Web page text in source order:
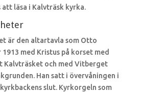
läsa i Kalvträsk kyrka.
är den altartavla som Otto
med Kristus på korset med
Kalvträsket och med Vitberget
Han satt i övervåningen i
slut. Kyrkorgeln som